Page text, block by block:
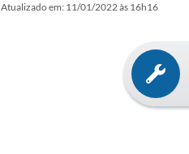
Atualizado em: 11/01/2022 às 16h16